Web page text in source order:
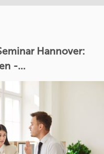
Hannover:
-...